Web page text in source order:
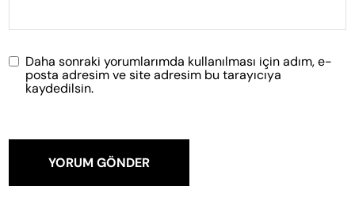
Daha sonraki yorumlarımda kullanılması için adım, e-
posta adresim ve site adresim bu tarayıcıya
kaydedilsin.
YORUM GÖNDER